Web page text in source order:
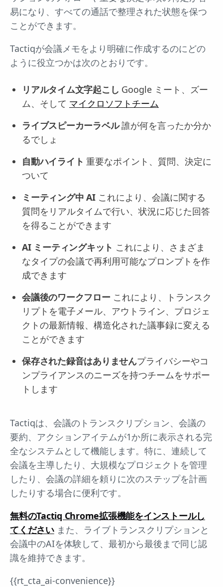
易になり、すべての通話で整理された状態を保つ
ことができます。
Tactiqが会議メモをより明確に作成するのにどの
ように役立つかは次のとおりです。
リアルタイム文字起こし Google ミート、ズー
ム、そして マイクロソフトチーム
ライブスピーカーラベル誰が何を言ったか分か
るでしょ
自動ハイライト 重要なポイント、質問、決定に
ついて
ミーティング中 AIこれにより、会議に関する
質問をリアルタイムで行い、状況に応じた回答
を得ることができます
AI ミーティングキット これにより、さまざま
なタイプの会議で再利用可能なプロンプトを作
成できます
会議後のワークフローこれにより、トランスク
リプトを電子メール、アウトライン、プロジェ
クトの最新情報、構造化された議事録に変える
ことができます
保存された録音はありませんプライバシーやコ
ンプライアンスのニーズを持つチームをサポー
トします
Tactiqは、会議のトランスクリプション、会議の
要約、アクションアイテムが1か所に表示される完
全なシステムとして機能します。特に、連続して
会議を主導したり、大規模なプロジェクトを管理
したり、会議の詳細を頼りに次のステップを計画
したりする場合に便利です。
無料のTactiq Chrome拡張機能をインストールし
てくださいまた、ライブトランスクリプションと
会議中のAIを体験して、最初から最後まで同じ認
識を維持できます。
{{rt_cta_ai-convenience}}